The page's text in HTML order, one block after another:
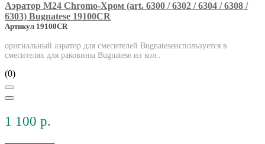
Аэратор М24 Chromo-Хром (art. 6300 / 6302 / 6304 / 6308 /
6303) Bugnatese 19100CR
Артикул 19100CR
оригнальный аэратор для смесителей Bugnateseиспользуется в
смесителях для раковины Bugnatese из кол..
(0)
1 100 р.